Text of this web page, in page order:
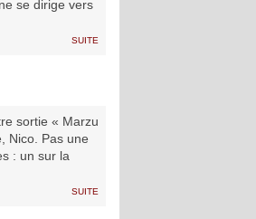
se dirige vers
suite
sortie « Marzu
Nico. Pas une
: un sur la
suite